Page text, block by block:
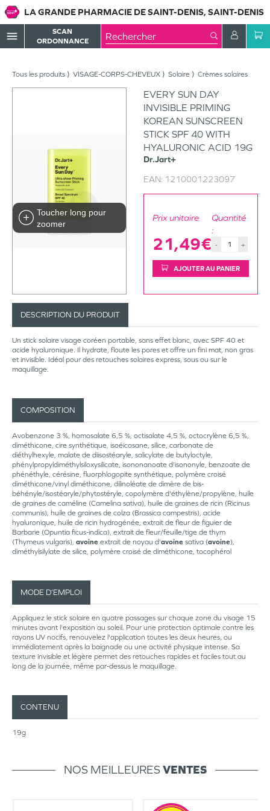
LA GRANDE PHARMACIE DE SAINT-DENIS, SAINT-DENIS
menu
SCAN
ORDONNANCE
Tous les produits VISAGE-CORPS-CHEVEUX Solaire Crèmes solaires
Toucher long pour
zoomer
EVERY SUN DAY
INVISIBLE PRIMING
KOREAN SUNSCREEN
STICK SPF 40 WITH
HYALURONIC ACID 19G
Dr.Jart+
EAN: 1210001223097
Prix unitaire
21,49€
Quantité
:
- +
AJOUTER AU PANIER
DESCRIPTION DU PRODUIT
Un stick solaire visage coréen portable, sans effet blanc, avec SPF 40 et
acide hyaluronique. Il hydrate, floute les pores et offre un fini mat, non gras
et invisible. Idéal pour des retouches solaires express, sous ou sur le
maquillage.
COMPOSITION
Avobenzone 3 %, homosalate 6,5 %, octisalate 4,5 %, octocrylène 6,5 %,
diméthicone, cire synthétique, isoéicosane, silice, carbonate de
diéthylhexyle, malate de diisostéaryle, salicylate de butyloctyle,
phénylpropyldiméthylsiloxysilicate, isononanoate d'isononyle, benzoate de
phénéthyle, cérésine, fluorphlogopite synthétique, polymère croisé
diméthicone/vinyl diméthicone, dilinoléate de dimère de bis-
béhényle/isostéaryle/phytostéryle, copolymère d'éthylène/propylène, huile
de graines de caméline (Camelina sativa), huile de graines de ricin (Ricinus
communis), huile de graines de colza (Brassica campestris), acide
hyaluronique, huile de ricin hydrogénée, extrait de fleur de figuier de
Barbarie (Opuntia ficus-indica), extrait de fleur/feuille/tige de thym
(Thymeus vulgaris), avoine extrait de noyau d'avoine sativa (avoine),
diméthylsilylate de silice, polymère croisé de diméthicone, tocophérol
MODE D’EMPLOI
Appliquez le stick solaire en quatre passages sur chaque zone du visage 15
minutes avant l'exposition au soleil. Pour une protection optimale contre les
rayons UV nocifs, renouvelez l'application toutes les deux heures, ou
immédiatement après la baignade ou une activité physique intense. Sa
texture invisible et légère permet des retouches rapides et faciles tout au
long de la journée, même par-dessus le maquillage.
CONTENU
19g
NOS MEILLEURESVENTES